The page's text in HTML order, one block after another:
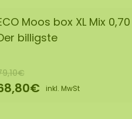
Moos box XL Mix 0,70
billigste
inkl. MwSt